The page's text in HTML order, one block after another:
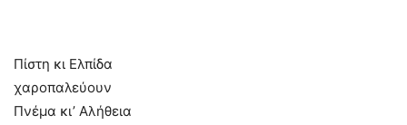
Πίστη κι Ελπίδα
χαροπαλεύουν
Πνέμα κι’ Αλήθεια